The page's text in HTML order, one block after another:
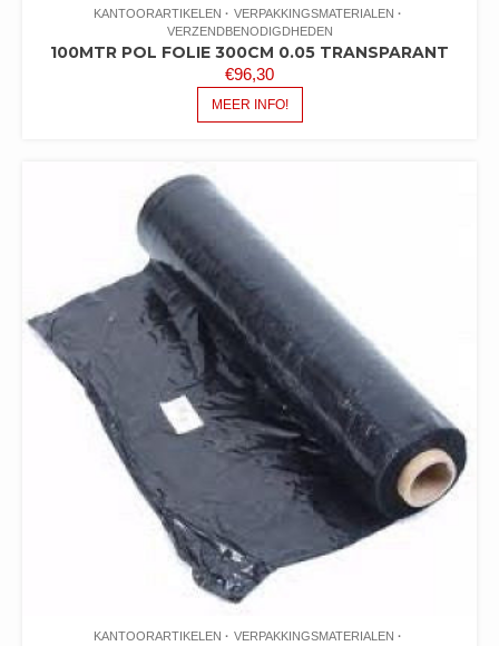
KANTOORARTIKELEN
VERPAKKINGSMATERIALEN
VERZENDBENODIGDHEDEN
100MTR POL FOLIE 300CM 0.05 TRANSPARANT
€96,30
MEER INFO!
KANTOORARTIKELEN
VERPAKKINGSMATERIALEN